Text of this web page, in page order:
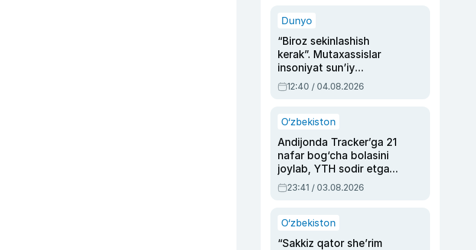
Dunyo
“Biroz sekinlashish
kerak”. Mutaxassislar
insoniyat sun’iy
intellektni boshqara
olmay qolishidan xavotir
12:40 / 04.08.2026
O‘zbekiston
Andijonda Tracker’ga 21
nafar bog‘cha bolasini
joylab, YTH sodir etgan
ayolga sud hukmi o‘qildi
23:41 / 03.08.2026
O‘zbekiston
“Sakkiz qator she’rim